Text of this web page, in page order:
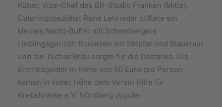
Küber, Vize-Chef des BR-Studio Franken (Mitte).
Cateringspezialist Rene Lehrieder stiftete ein
kleines Nacht-Buffet mit Schambergers
Lieblingsgericht: Rouladen mit Stopfer und Blaukraut
und die Tucher Bräu sorgte für die Getränke. Die
Eintrittsgelder in Höhe von 50 Euro pro Person
kamen in voller Höhe dem Verein Hilfe für
Krebskranke e.V. Nürnberg zugute.